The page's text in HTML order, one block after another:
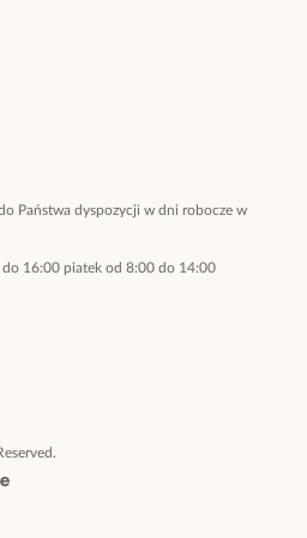
Państwa dyspozycji w dni robocze w
do 16:00 piatek od 8:00 do 14:00